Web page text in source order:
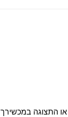
או התצוגה במכשירך